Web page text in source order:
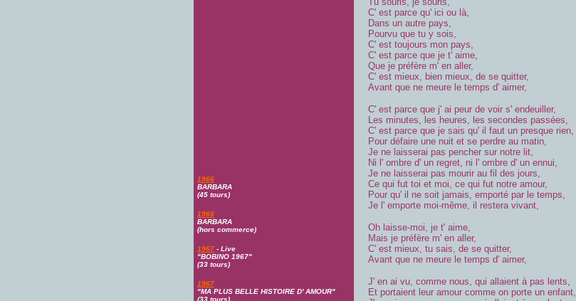
1966
BARBARA
(45 tours)
1966
BARBARA
(hors commerce)
1967 - Live
"BOBINO 1967"
(33 tours)
1967
"MA PLUS BELLE HISTOIRE D' AMOUR"
(33 tours)
C' est parce qu' ici ou là,
Dans un autre pays,
Pourvu que tu y sois,
C' est toujours mon pays,
C' est parce que je t' aime,
Que je préfère m' en aller,
C' est mieux, bien mieux, de se quitter,
Avant que ne meure le temps d' aimer,
C' est parce que j' ai peur de voir s' endeuiller,
Les minutes, les heures, les secondes passées,
C' est parce que je sais qu' il faut un presque rien,
Pour défaire une nuit et se perdre au matin,
Je ne laisserai pas pencher sur notre lit,
Ni l' ombre d' un regret, ni l' ombre d' un ennui,
Je ne laisserai pas mourir au fil des jours,
Ce qui fut toi et moi, ce qui fut notre amour,
Pour qu' il ne soit jamais, emporté par le temps,
Je l' emporte moi-même, il restera vivant,
Oh laisse-moi, je t' aime,
Mais je préfère m' en aller,
C' est mieux, tu sais, de se quitter,
Avant que ne meure le temps d' aimer,
J' en ai vu, comme nous, qui allaient à pas lents,
Et portaient leur amour comme on porte un enfant,